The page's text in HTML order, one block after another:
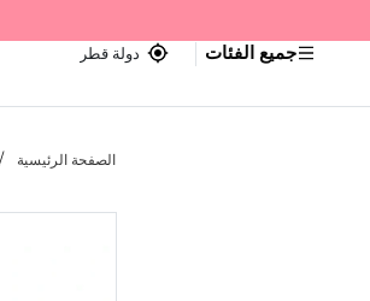
جميع الفئات دولة قطر
الصفحة الرئيسية